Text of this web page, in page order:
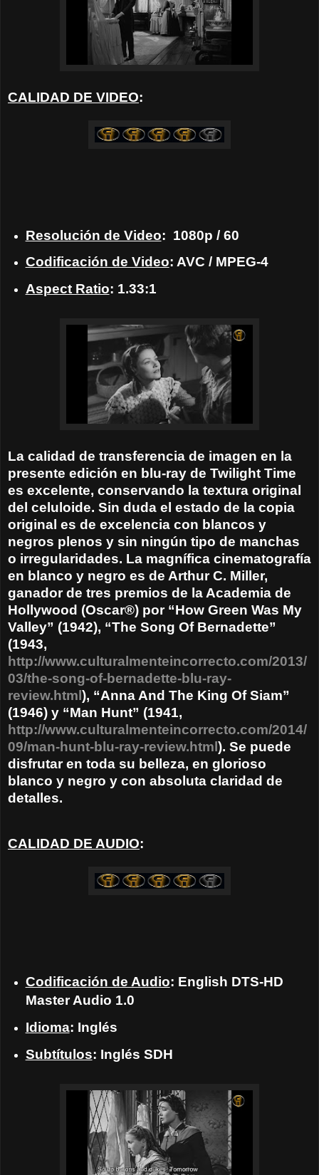
CALIDAD DE VIDEO:
Resolución de Video: 1080p / 60
Codificación de Video: AVC / MPEG-4
Aspect Ratio: 1.33:1
La calidad de transferencia de imagen en la
presente edición en blu-ray de Twilight Time
es excelente, conservando la textura original
del celuloide. Sin duda el estado de la copia
original es de excelencia con blancos y
negros plenos y sin ningún tipo de manchas
o irregularidades. La magnífica cinematografía
en blanco y negro es de Arthur C. Miller,
ganador de tres premios de la Academia de
Hollywood (Oscar®) por “How Green Was My
Valley” (1942), “The Song Of Bernadette”
(1943,
http://www.culturalmenteincorrecto.com/2013/
03/the-song-of-bernadette-blu-ray-
review.html ), “Anna And The King Of Siam”
(1946) y “Man Hunt” (1941,
http://www.culturalmenteincorrecto.com/2014/
09/man-hunt-blu-ray-review.html ). Se puede
disfrutar en toda su belleza, en glorioso
blanco y negro y con absoluta claridad de
detalles.
CALIDAD DE AUDIO:
Codificación de Audio: English DTS-HD
Master Audio 1.0
Idioma: Inglés
Subtítulos: Inglés SDH